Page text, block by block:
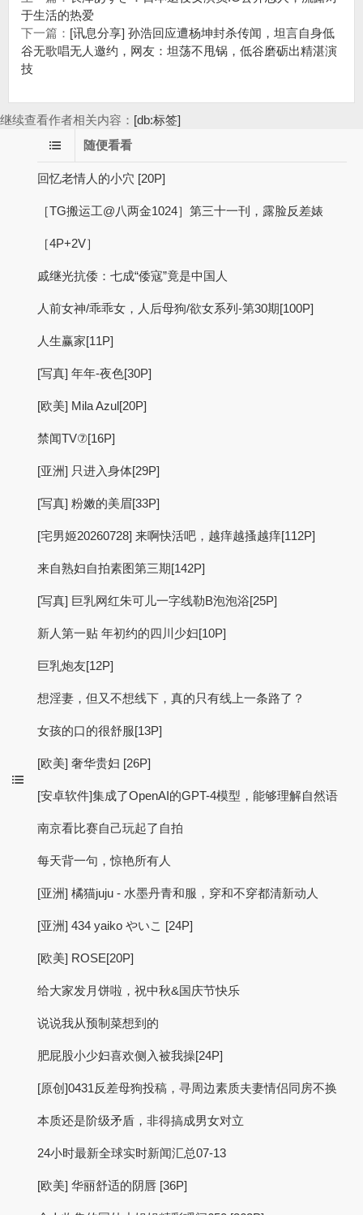
于生活的热爱
下一篇： [讯息分享] 孙浩回应遭杨坤封杀传闻，坦言自身低
谷无歌唱无人邀约，网友：坦荡不甩锅，低谷磨砺出精湛演
技
继续查看作者相关内容： [db:标签]
随便看看
回忆老情人的小穴 [20P]
［TG搬运工@八两金1024］第三十一刊，露脸反差婊
［4P+2V］
戚继光抗倭：七成“倭寇”竟是中国人
人前女神/乖乖女，人后母狗/欲女系列-第30期[100P]
人生赢家[11P]
[写真] 年年-夜色[30P]
[欧美] Mila Azul[20P]
禁闻TV⑦[16P]
[亚洲] 只进入身体[29P]
[写真] 粉嫩的美眉[33P]
[宅男姬20260728] 来啊快活吧，越痒越搔越痒[112P]
来自熟妇自拍素图第三期[142P]
[写真] 巨乳网红朱可儿一字线勒B泡泡浴[25P]
新人第一贴 年初约的四川少妇[10P]
巨乳炮友[12P]
想淫妻，但又不想线下，真的只有线上一条路了？
女孩的口的很舒服[13P]
[欧美] 奢华贵妇 [26P]
[安卓软件]集成了OpenAI的GPT-4模型，能够理解自然语
南京看比赛自己玩起了自拍
每天背一句，惊艳所有人
[亚洲] 橘猫juju - 水墨丹青和服，穿和不穿都清新动人
[亚洲] 434 yaiko やいこ [24P]
[欧美] ROSE[20P]
给大家发月饼啦，祝中秋&国庆节快乐
说说我从预制菜想到的
肥屁股小少妇喜欢侧入被我操[24P]
[原创]0431反差母狗投稿，寻周边素质夫妻情侣同房不换
本质还是阶级矛盾，非得搞成男女对立
24小时最新全球实时新闻汇总07-13
[欧美] 华丽舒适的阴唇 [36P]